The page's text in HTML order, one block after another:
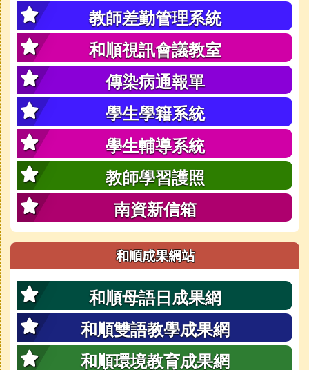
教師差勤管理系統
和順視訊會議教室
傳染病通報單
學生學籍系統
學生輔導系統
教師學習護照
南資新信箱
和順成果網站
和順母語日成果網
和順雙語教學成果網
和順環境教育成果網